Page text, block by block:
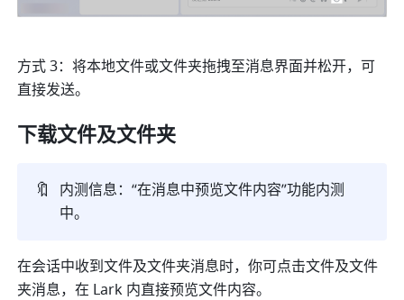
方式 3：将本地文件或文件夹拖拽至消息界面并松开，可
直接发送。
下载文件及文件夹
🔖
内测信息：“在消息中预览文件内容”功能内测
中。
在会话中收到文件及文件夹消息时，你可点击文件及文件
夹消息，在 Lark 内直接预览文件内容。